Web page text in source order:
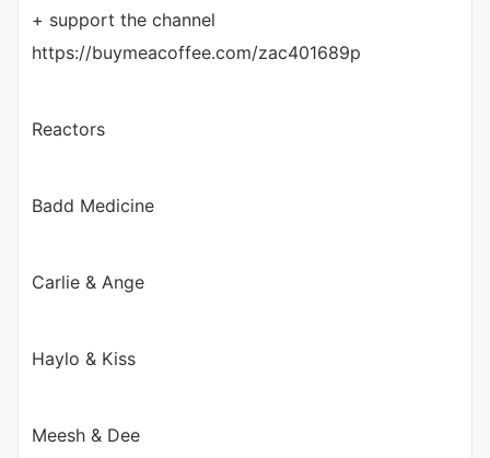
+ support the channel
https://buymeacoffee.com/zac401689p
Reactors
Badd Medicine
Carlie & Ange
Haylo & Kiss
Meesh & Dee